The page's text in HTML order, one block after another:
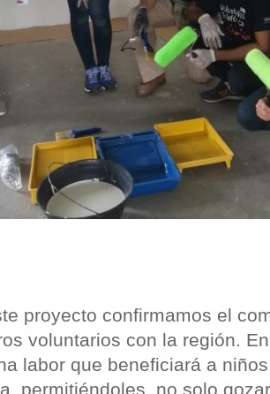
proyecto confirmamos el
voluntarios con la región.
labor que beneficiará a
permitiéndoles, no solo